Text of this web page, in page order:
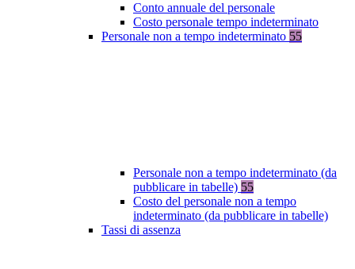
Conto annuale del personale
Costo personale tempo indeterminato
Personale non a tempo indeterminato 55
Personale non a tempo indeterminato (da
pubblicare in tabelle) 55
Costo del personale non a tempo
indeterminato (da pubblicare in tabelle)
Tassi di assenza